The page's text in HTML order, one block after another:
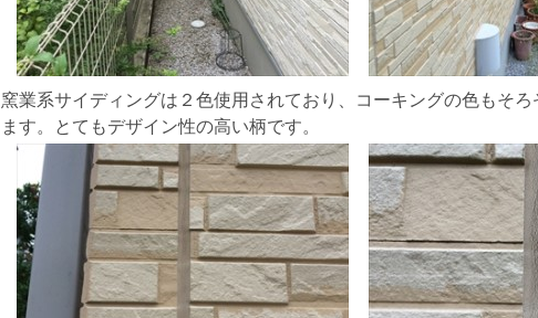
窯業系サイディングは２色使用されており、コーキングの色もそ
ます。とてもデザイン性の高い柄です。